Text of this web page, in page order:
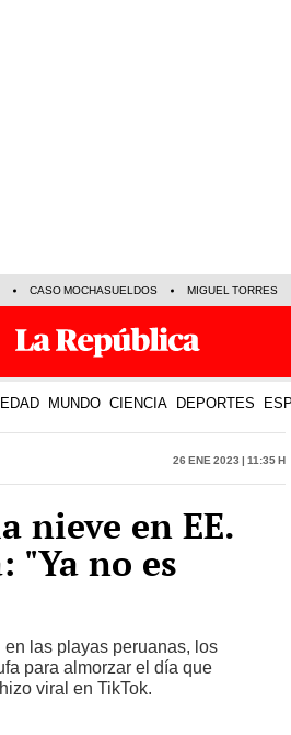
CASO MOCHASUELDOS MIGUEL TORRES
MUNDO CIENCIA DEPORTES
26 Ene 2023 | 11:35 h
nieve en EE.
"Ya no es
en las playas peruanas, los
para almorzar el día que
viral en TikTok.